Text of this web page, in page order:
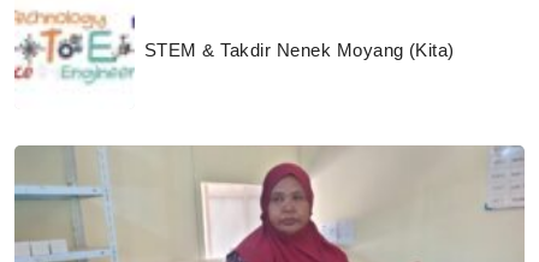
STEM & Takdir Nenek Moyang (Kita)